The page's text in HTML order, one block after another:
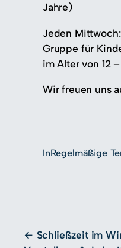
Jahre)
Jeden
Gruppe für
im Alter von 12
Wir freuen uns
InRegelmäßige
Schließzeit im